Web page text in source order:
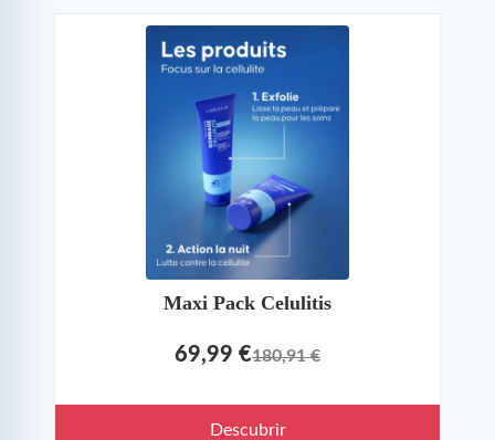
Maxi Pack Celulitis
69,99 €180,91 €
Descubrir